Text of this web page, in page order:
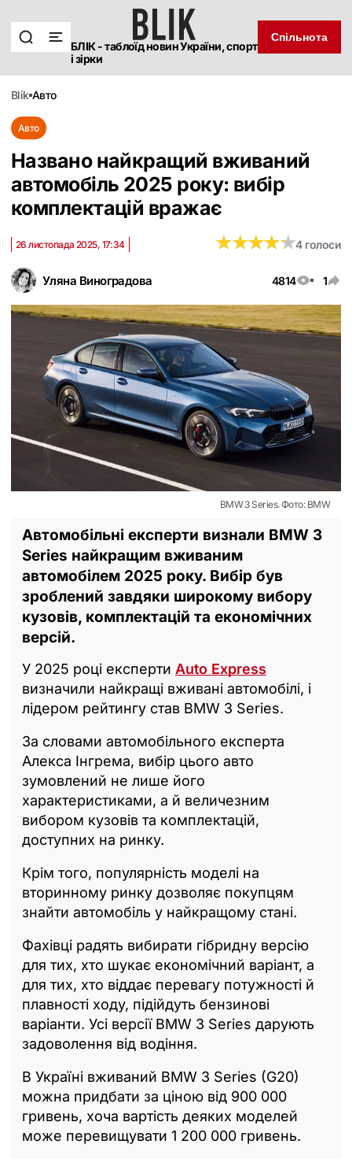
БЛІК - таблоїд новин України, спорт
і зірки
Спільнота
blik авто
Авто
Названо найкращий вживаний
автомобіль 2025 року: вибір
комплектацій вражає
Уляна Виноградова 4814 1
26 листопада 2025, 17:34 ★★★★★
★★★★★4 голоси
BMW 3 Series. Фото: BMW
Автомобільні експерти визнали BMW 3
Series найкращим вживаним
автомобілем 2025 року. Вибір був
зроблений завдяки широкому вибору
кузовів, комплектацій та економічних
версій.
У 2025 році експерти Auto Express
визначили найкращі вживані автомобілі, і
лідером рейтингу став BMW 3 Series.
За словами автомобільного експерта
Алекса Інгрема, вибір цього авто
зумовлений не лише його
характеристиками, а й величезним
вибором кузовів та комплектацій,
доступних на ринку.
Крім того, популярність моделі на
вторинному ринку дозволяє покупцям
знайти автомобіль у найкращому стані.
Фахівці радять вибирати гібридну версію
для тих, хто шукає економічний варіант, а
для тих, хто віддає перевагу потужності й
плавності ходу, підійдуть бензинові
варіанти. Усі версії BMW 3 Series дарують
задоволення від водіння.
В Україні вживаний BMW 3 Series (G20)
можна придбати за ціною від 900 000
гривень, хоча вартість деяких моделей
може перевищувати 1 200 000 гривень.